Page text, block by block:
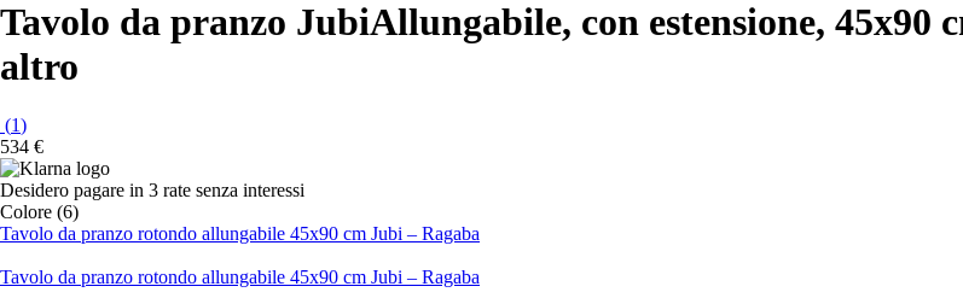
Tavolo da pranzo JubiAllungabile, con estensione, 45x90
altro
(1)
534 €
Desidero pagare in 3 rate senza interessi
Colore (6)
Tavolo da pranzo rotondo allungabile 45x90 cm Jubi – Ragaba
Tavolo da pranzo rotondo allungabile 45x90 cm Jubi – Ragaba